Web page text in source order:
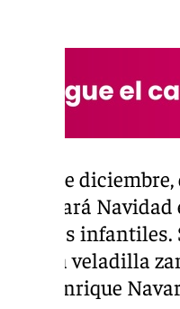
El 15 de
celebrará
talleres
será la veladilla
Don Enrique